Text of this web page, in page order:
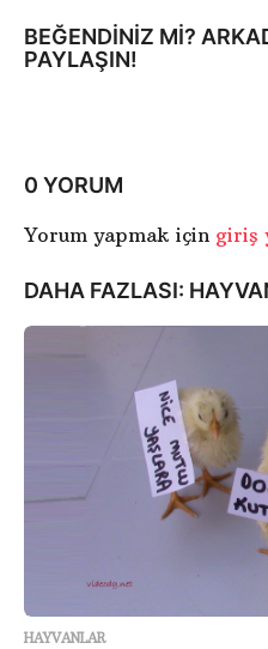
y
f
a
m
a
BEĞENDINIZ MI?
PAYLAŞIN!
0 YORUM
Yorum yapmak için giriş
DAHA FAZLASI:
HAYVANLAR